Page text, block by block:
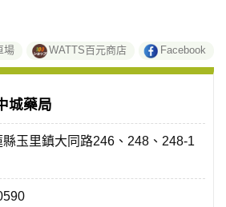
場 WATTS百元商店 Facebook
城藥局
玉里鎮大同路246、248、248-1